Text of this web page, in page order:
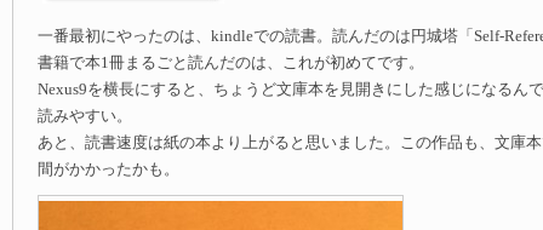
一番最初にやったのは、kindleでの読書。読んだのは円城塔「Self-
書籍で本1冊まるごと読んだのは、これが初めてです。
Nexus9を横長にすると、ちょうど文庫本を見開きにした感じになるん
読みやすい。
あと、読書速度は紙の本より上がると思いました。この作品も、文庫
間がかかったかも。